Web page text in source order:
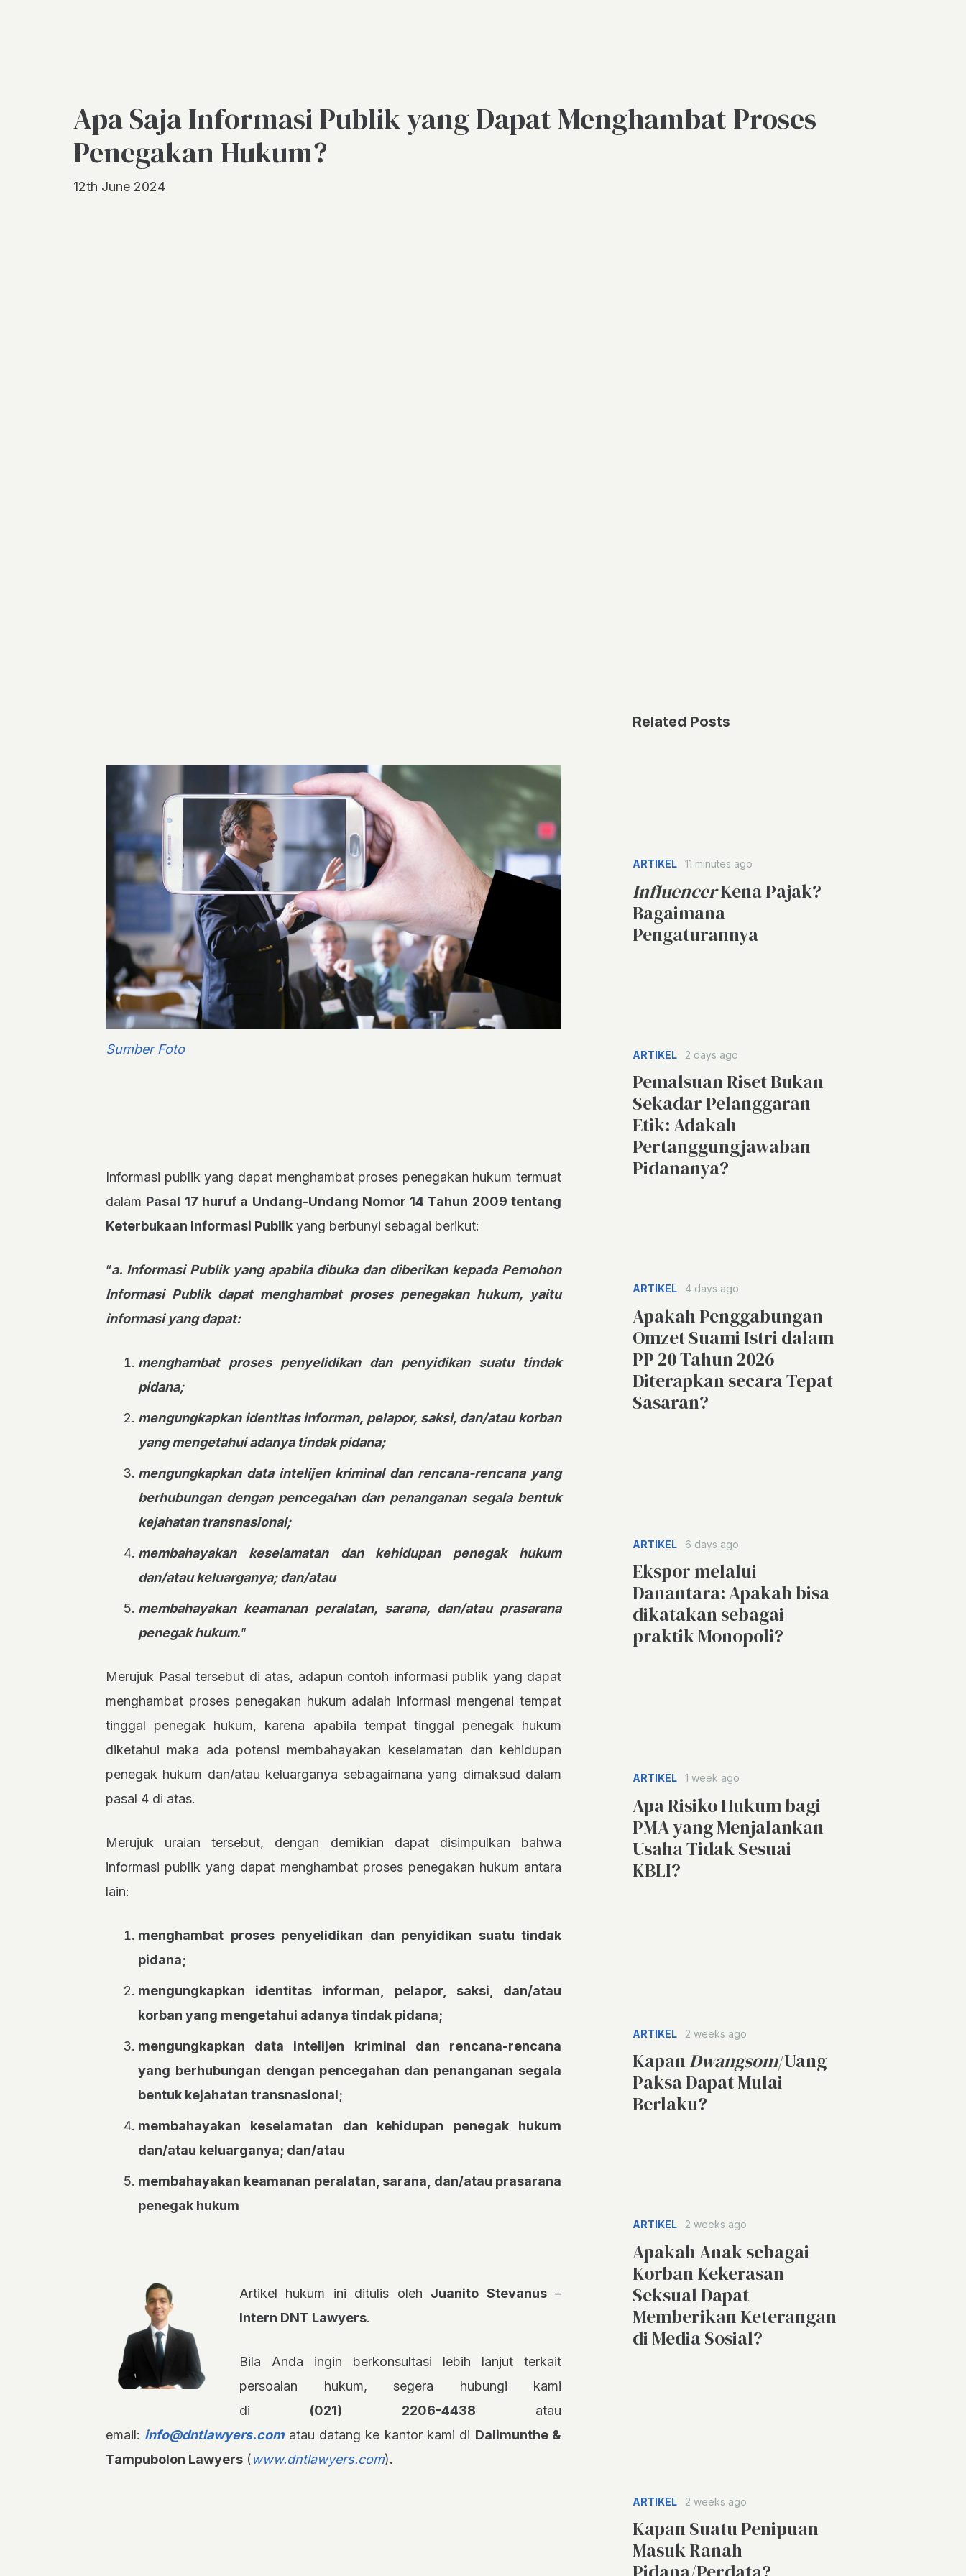
Apa Saja Informasi Publik yang Dapat Menghambat Proses
Penegakan Hukum?
12th June 2024
Sumber Foto
Informasi publik yang dapat menghambat proses penegakan hukum termuat
dalam Pasal 17 huruf a Undang-Undang Nomor 14 Tahun 2009 tentang
Keterbukaan Informasi Publik yang berbunyi sebagai berikut:
“a. Informasi Publik yang apabila dibuka dan diberikan kepada Pemohon
Informasi Publik dapat menghambat proses penegakan hukum, yaitu
informasi yang dapat:
menghambat proses penyelidikan dan penyidikan suatu tindak
pidana;
mengungkapkan identitas informan, pelapor, saksi, dan/atau korban
yang mengetahui adanya tindak pidana;
mengungkapkan data intelijen kriminal dan rencana-rencana yang
berhubungan dengan pencegahan dan penanganan segala bentuk
kejahatan transnasional;
membahayakan keselamatan dan kehidupan penegak hukum
dan/atau keluarganya; dan/atau
membahayakan keamanan peralatan, sarana, dan/atau prasarana
penegak hukum.”
Merujuk Pasal tersebut di atas, adapun contoh informasi publik yang dapat
menghambat proses penegakan hukum adalah informasi mengenai tempat
tinggal penegak hukum, karena apabila tempat tinggal penegak hukum
diketahui maka ada potensi membahayakan keselamatan dan kehidupan
penegak hukum dan/atau keluarganya sebagaimana yang dimaksud dalam
pasal 4 di atas.
Merujuk uraian tersebut, dengan demikian dapat disimpulkan bahwa
informasi publik yang dapat menghambat proses penegakan hukum antara
lain:
menghambat proses penyelidikan dan penyidikan suatu tindak
pidana;
mengungkapkan identitas informan, pelapor, saksi, dan/atau
korban yang mengetahui adanya tindak pidana;
mengungkapkan data intelijen kriminal dan rencana-rencana
yang berhubungan dengan pencegahan dan penanganan segala
bentuk kejahatan transnasional;
membahayakan keselamatan dan kehidupan penegak hukum
dan/atau keluarganya; dan/atau
membahayakan keamanan peralatan, sarana, dan/atau prasarana
penegak hukum
Artikel hukum ini ditulis oleh Juanito Stevanus–
Intern DNT Lawyers.
Bila Anda ingin berkonsultasi lebih lanjut terkait
persoalan hukum, segera hubungi kami
di (021) 2206-4438 atau
email: info@dntlawyers.comatau datang ke kantor kami di Dalimunthe &
Tampubolon Lawyers (www.dntlawyers.com).
Related Posts
ARTIKEL 11 minutes ago
InfluencerKena Pajak?
Bagaimana
Pengaturannya
ARTIKEL 2 days ago
Pemalsuan Riset Bukan
Sekadar Pelanggaran
Etik: Adakah
Pertanggungjawaban
Pidananya?
ARTIKEL 4 days ago
Apakah Penggabungan
Omzet Suami Istri dalam
PP 20 Tahun 2026
Diterapkan secara Tepat
Sasaran?
ARTIKEL 6 days ago
Ekspor melalui
Danantara: Apakah bisa
dikatakan sebagai
praktik Monopoli?
ARTIKEL 1 week ago
Apa Risiko Hukum bagi
PMA yang Menjalankan
Usaha Tidak Sesuai
KBLI?
ARTIKEL 2 weeks ago
KapanDwangsom/Uang
Paksa Dapat Mulai
Berlaku?
ARTIKEL 2 weeks ago
Apakah Anak sebagai
Korban Kekerasan
Seksual Dapat
Memberikan Keterangan
di Media Sosial?
ARTIKEL 2 weeks ago
Kapan Suatu Penipuan
Masuk Ranah